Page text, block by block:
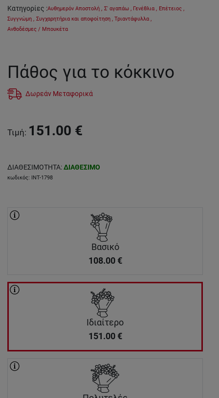
Κατηγορίες :Αυθημερόν Αποστολή , Σ' αγαπάω , Γενέθλια , Επέτειος ,
Συγγνώμη , Συγχαρητήρια και αποφοίτηση , Τριαντάφυλλα ,
Ανθοδέσμες / Μπουκέτα
Πάθος για το κόκκινο
Δωρεάν Μεταφορικά
Τιμή: 151.00 €
ΔΙΑΘΕΣΙΜΟΤΗΤΑ:ΔΙΑΘΕΣΙΜΟ
κωδικός: INT-1798
Βασικό
108.00 €
Ιδιαίτερο
151.00 €